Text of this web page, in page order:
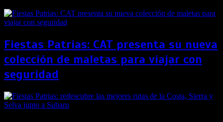
Fiestas Patrias: CAT presenta su nueva
colección de maletas para viajar con
seguridad